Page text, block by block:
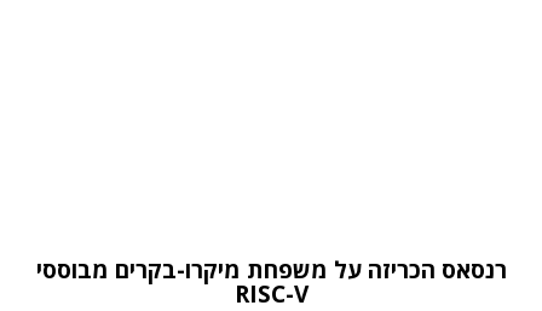
רנסאס הכריזה על משפחת מיקרו-בקרים מבוססי
RISC-V